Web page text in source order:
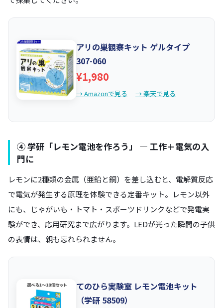
アリの巣観察キット ゲルタイプ
307-060
¥1,980
→ Amazonで見る → 楽天で見る
④ 学研「レモン電池を作ろう」 — 工作＋電気の入
門に
レモンに2種類の金属（亜鉛と銅）を差し込むと、電解質反応
で電気が発生する原理を体験できる定番キット。レモン以外
にも、じゃがいも・トマト・スポーツドリンクなどで発電実
験ができ、応用研究まで広がります。LEDが光った瞬間の子供
の表情は、親も忘れられません。
てのひら実験室 レモン電池キット
（学研 58509）